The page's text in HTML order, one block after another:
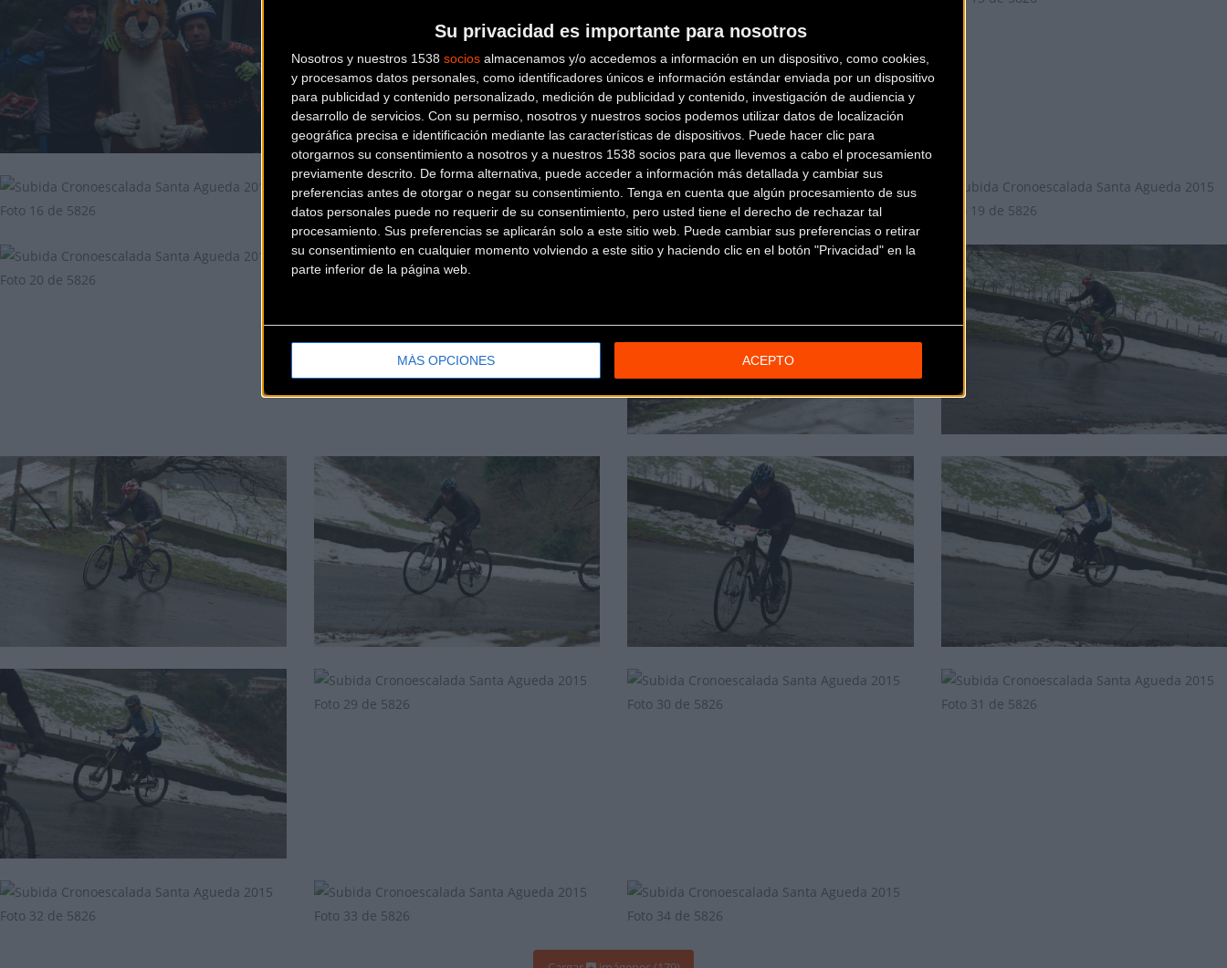
Su privacidad es importante para nosotros
Nosotros y nuestros 1538 socios almacenamos y/o accedemos a información en un dispositivo, como cookies,
y procesamos datos personales, como identificadores únicos e información estándar enviada por un dispositivo
para publicidad y contenido personalizado, medición de publicidad y contenido, investigación de audiencia y
desarrollo de servicios. Con su permiso, nosotros y nuestros socios podemos utilizar datos de localización
geográfica precisa e identificación mediante las características de dispositivos. Puede hacer clic para
otorgarnos su consentimiento a nosotros y a nuestros 1538 socios para que llevemos a cabo el procesamiento
previamente descrito. De forma alternativa, puede acceder a información más detallada y cambiar sus
preferencias antes de otorgar o negar su consentimiento. Tenga en cuenta que algún procesamiento de sus
datos personales puede no requerir de su consentimiento, pero usted tiene el derecho de rechazar tal
procesamiento. Sus preferencias se aplicarán solo a este sitio web. Puede cambiar sus preferencias o retirar
su consentimiento en cualquier momento volviendo a este sitio y haciendo clic en el botón "Privacidad" en la
parte inferior de la página web.
MÁS OPCIONES ACEPTO